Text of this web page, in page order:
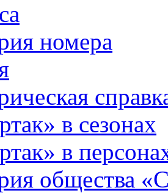
номера
в сезонах
в
общества